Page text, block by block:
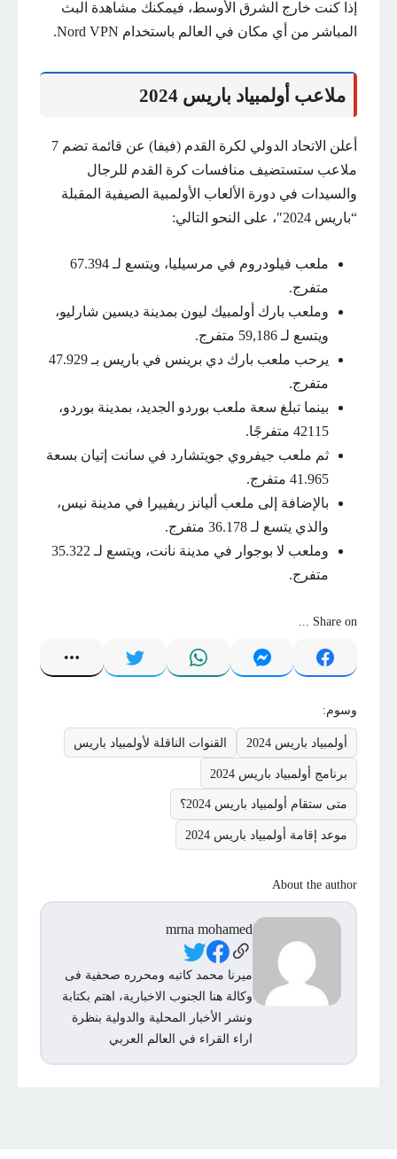
إذا كنت خارج الشرق الأوسط، فيمكنك مشاهدة البث
المباشر من أي مكان في العالم باستخدام Nord VPN.
ملاعب أولمبياد باريس 2024
أعلن الاتحاد الدولي لكرة القدم (فيفا) عن قائمة تضم 7
ملاعب ستستضيف منافسات كرة القدم للرجال
والسيدات في دورة الألعاب الأولمبية الصيفية المقبلة
“باريس 2024″، على النحو التالي:
ملعب فيلودروم في مرسيليا، ويتسع لـ 67.394
متفرج.
وملعب بارك أولمبيك ليون بمدينة ديسين شارليو،
ويتسع لـ 59,186 متفرج.
يرحب ملعب بارك دي برينس في باريس بـ 47.929
متفرج.
بينما تبلغ سعة ملعب بوردو الجديد، بمدينة بوردو،
42115 متفرجًا.
ثم ملعب جيفروي جويتشارد في سانت إتيان بسعة
41.965 متفرج.
بالإضافة إلى ملعب أليانز ريفييرا في مدينة نيس،
والذي يتسع لـ 36.178 متفرج.
وملعب لا بوجوار في مدينة نانت، ويتسع لـ 35.322
متفرج.
Share on ...
وسوم:
أولمبياد باريس 2024 القنوات الناقلة لأولمبياد باريس
برنامج أولمبياد باريس 2024
متى ستقام أولمبياد باريس 2024؟
موعد إقامة أولمبياد باريس 2024
About the author
mrna mohamed
Social Links
ميرنا محمد كاتبه ومحرره صحفية فى
وكالة هنا الجنوب الاخبارية، اهتم بكتابة
ونشر الأخبار المحلية والدولية بنظرة
اراء القراء في العالم العربي